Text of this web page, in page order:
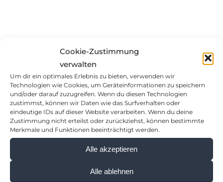
Cookie-Zustimmung
verwalten
Um dir ein optimales Erlebnis zu bieten, verwenden wir
Technologien wie Cookies, um Geräteinformationen zu speichern
und/oder darauf zuzugreifen. Wenn du diesen Technologien
zustimmst, können wir Daten wie das Surfverhalten oder
eindeutige IDs auf dieser Website verarbeiten. Wenn du deine
Zustimmung nicht erteilst oder zurückziehst, können bestimmte
Merkmale und Funktionen beeinträchtigt werden.
Alle akzeptieren
Alle ablehnen